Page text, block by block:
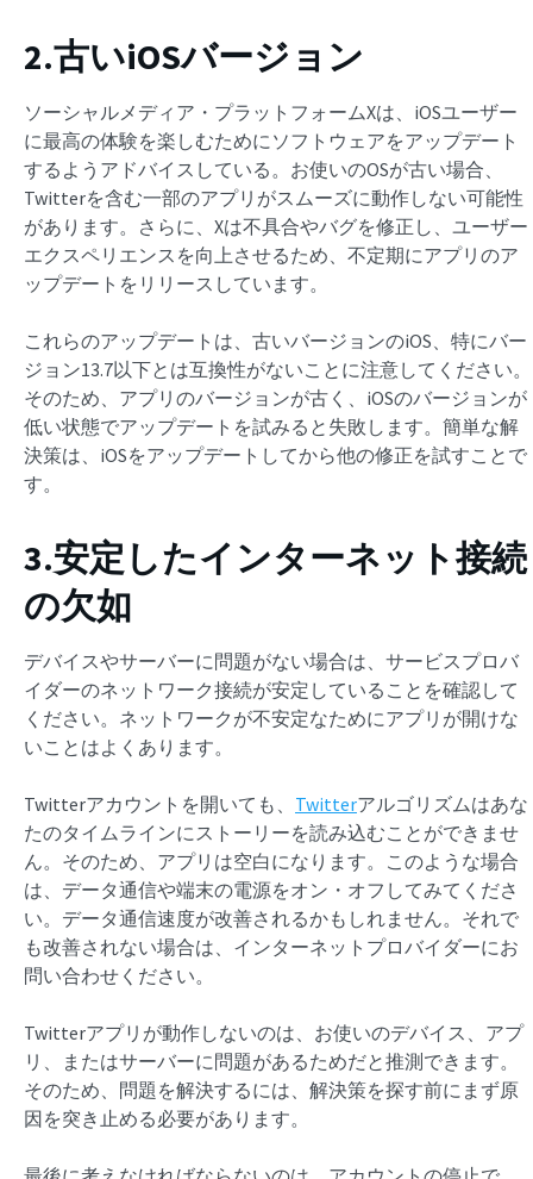
2.古いiOSバージョン
ソーシャルメディア・プラットフォームXは、iOSユーザー
に最高の体験を楽しむためにソフトウェアをアップデート
するようアドバイスしている。お使いのOSが古い場合、
Twitterを含む一部のアプリがスムーズに動作しない可能性
があります。さらに、Xは不具合やバグを修正し、ユーザー
エクスペリエンスを向上させるため、不定期にアプリのア
ップデートをリリースしています。
これらのアップデートは、古いバージョンのiOS、特にバー
ジョン13.7以下とは互換性がないことに注意してください。
そのため、アプリのバージョンが古く、iOSのバージョンが
低い状態でアップデートを試みると失敗します。簡単な解
決策は、iOSをアップデートしてから他の修正を試すことで
す。
3.安定したインターネット接続
の欠如
デバイスやサーバーに問題がない場合は、サービスプロバ
イダーのネットワーク接続が安定していることを確認して
ください。ネットワークが不安定なためにアプリが開けな
いことはよくあります。
Twitterアカウントを開いても、 Twitterアルゴリズムはあな
たのタイムラインにストーリーを読み込むことができませ
ん。そのため、アプリは空白になります。このような場合
は、データ通信や端末の電源をオン・オフしてみてくださ
い。データ通信速度が改善されるかもしれません。それで
も改善されない場合は、インターネットプロバイダーにお
問い合わせください。
Twitterアプリが動作しないのは、お使いのデバイス、アプ
リ、またはサーバーに問題があるためだと推測できます。
そのため、問題を解決するには、解決策を探す前にまず原
因を突き止める必要があります。